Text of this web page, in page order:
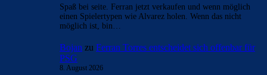
Spaß bei seite. Ferran jetzt verkaufen und wenn möglich
einen Spielertypen wie Alvarez holen. Wenn das nicht
möglich ist, bin…
Bojan zu Ferran Torres entscheidet sich offenbar für
PSG
8. August 2026